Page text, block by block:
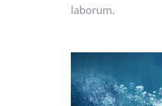
laborum.